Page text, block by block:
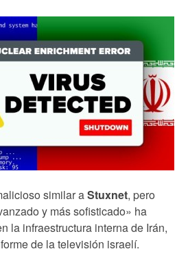
similar aStuxnet, pero
y más sofisticado» ha
la infraestructura interna de Irán,
de la televisión israelí.